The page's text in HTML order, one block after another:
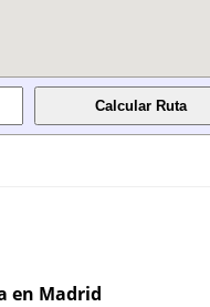
en Madrid